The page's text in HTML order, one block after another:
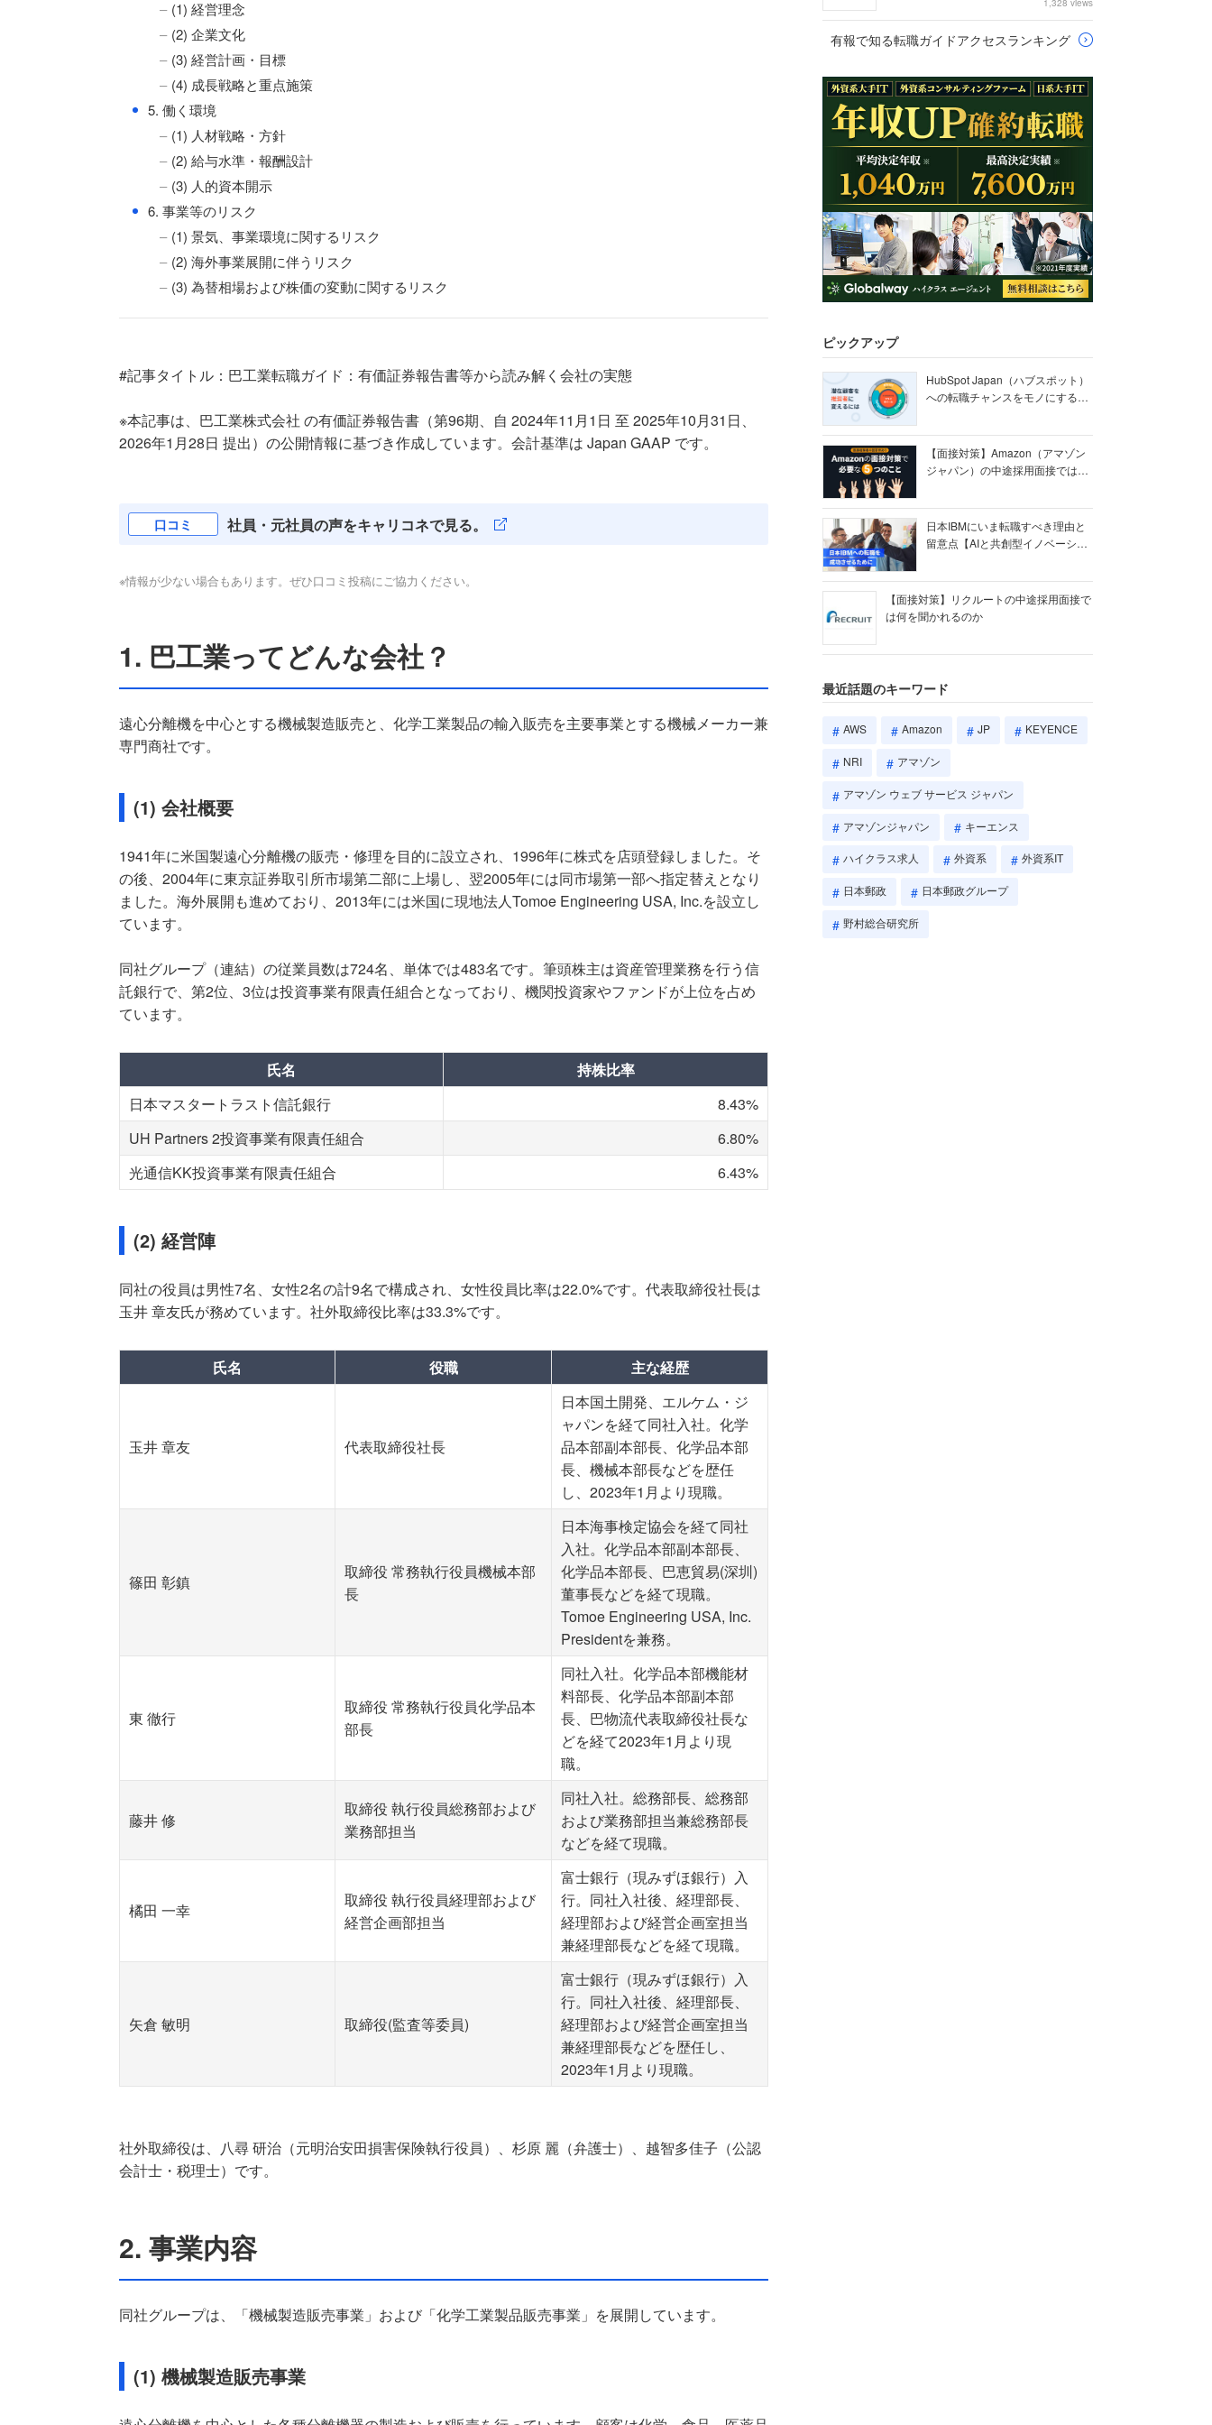
(1) 経営理念
(2) 企業文化
(3) 経営計画・目標
(4) 成長戦略と重点施策
● 5. 働く環境
(1) 人材戦略・方針
(2) 給与水準・報酬設計
(3) 人的資本開示
● 6. 事業等のリスク
(1) 景気、事業環境に関するリスク
(2) 海外事業展開に伴うリスク
(3) 為替相場および株価の変動に関するリスク
#記事タイトル：巴工業転職ガイド：有価証券報告書等から読み解く会社の実態
※本記事は、巴工業株式会社 の有価証券報告書（第96期、自 2024年11月1日 至 2025年10月31日、
2026年1月28日 提出）の公開情報に基づき作成しています。会計基準は Japan GAAP です。
口コミ 社員・元社員の声をキャリコネで見る。
※情報が少ない場合もあります。ぜひ口コミ投稿にご協力ください。
1. 巴工業ってどんな会社？
遠心分離機を中心とする機械製造販売と、化学工業製品の輸入販売を主要事業とする機械メーカー兼
専門商社です。
(1) 会社概要
1941年に米国製遠心分離機の販売・修理を目的に設立され、1996年に株式を店頭登録しました。そ
の後、2004年に東京証券取引所市場第二部に上場し、翌2005年には同市場第一部へ指定替えとなり
ました。海外展開も進めており、2013年には米国に現地法人Tomoe Engineering USA, Inc.を設立し
ています。
同社グループ（連結）の従業員数は724名、単体では483名です。筆頭株主は資産管理業務を行う信
託銀行で、第2位、3位は投資事業有限責任組合となっており、機関投資家やファンドが上位を占め
ています。
氏名
持株比率
日本マスタートラスト信託銀行
8.43%
UH Partners 2投資事業有限責任組合
6.80%
光通信KK投資事業有限責任組合
6.43%
(2) 経営陣
同社の役員は男性7名、女性2名の計9名で構成され、女性役員比率は22.0%です。代表取締役社長は
玉井 章友氏が務めています。社外取締役比率は33.3%です。
氏名 役職 主な経歴
玉井 章友 代表取締役社長
日本国土開発、エルケム・ジ
ャパンを経て同社入社。化学
品本部副本部長、化学品本部
長、機械本部長などを歴任
し、2023年1月より現職。
篠田 彰鎮
取締役 常務執行役員機械本部
長
日本海事検定協会を経て同社
入社。化学品本部副本部長、
化学品本部長、巴恵貿易(深圳)
董事長などを経て現職。
Tomoe Engineering USA, Inc.
Presidentを兼務。
東 徹行
取締役 常務執行役員化学品本
部長
同社入社。化学品本部機能材
料部長、化学品本部副本部
長、巴物流代表取締役社長な
どを経て2023年1月より現
職。
藤井 修
取締役 執行役員総務部および
業務部担当
同社入社。総務部長、総務部
および業務部担当兼総務部長
などを経て現職。
橘田 一幸
取締役 執行役員経理部および
経営企画部担当
富士銀行（現みずほ銀行）入
行。同社入社後、経理部長、
経理部および経営企画室担当
兼経理部長などを経て現職。
矢倉 敏明 取締役(監査等委員)
富士銀行（現みずほ銀行）入
行。同社入社後、経理部長、
経理部および経営企画室担当
兼経理部長などを歴任し、
2023年1月より現職。
社外取締役は、八尋 研治（元明治安田損害保険執行役員）、杉原 麗（弁護士）、越智多佳子（公認
会計士・税理士）です。
2. 事業内容
同社グループは、「機械製造販売事業」および「化学工業製品販売事業」を展開しています。
(1) 機械製造販売事業
1,328 views
有報で知る転職ガイドアクセスランキング
ピックアップ
HubSpot Japan（ハブスポット）
への転職チャンスをモノにする
【面接対策】Amazon（アマゾン
ジャパン）の中途採用面接では何
日本IBMにいま転職すべき理由と
留意点【AIと共創型イノベーショ
【面接対策】リクルートの中途採用面接で
は何を聞かれるのか
最近話題のキーワード
AWS Amazon JP KEYENCE
NRI アマゾン
アマゾン ウェブ サービス ジャパン
アマゾンジャパン キーエンス
ハイクラス求人 外資系 外資系IT
日本郵政 日本郵政グループ
野村総合研究所